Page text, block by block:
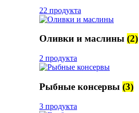
22 продукта
Оливки и маслины (2)
2 продукта
Рыбные консервы (3)
3 продукта